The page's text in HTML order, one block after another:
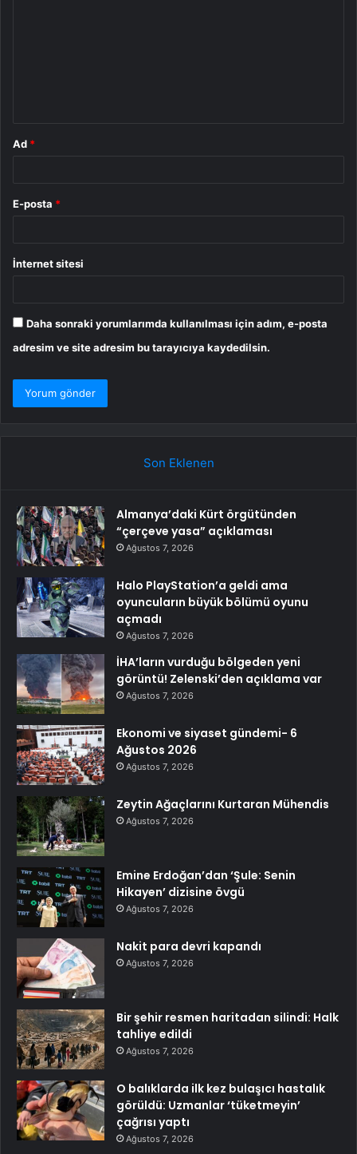
Ad *
E-posta *
İnternet sitesi
Daha sonraki yorumlarımda kullanılması için adım, e-posta
adresim ve site adresim bu tarayıcıya kaydedilsin.
Son Eklenen
Almanya’daki Kürt örgütünden
“çerçeve yasa” açıklaması
Ağustos 7, 2026
Halo PlayStation’a geldi ama
oyuncuların büyük bölümü oyunu
açmadı
Ağustos 7, 2026
İHA’ların vurduğu bölgeden yeni
görüntü! Zelenski’den açıklama var
Ağustos 7, 2026
Ekonomi ve siyaset gündemi- 6
Ağustos 2026
Ağustos 7, 2026
Zeytin Ağaçlarını Kurtaran Mühendis
Ağustos 7, 2026
Emine Erdoğan’dan ‘Şule: Senin
Hikayen’ dizisine övgü
Ağustos 7, 2026
Nakit para devri kapandı
Ağustos 7, 2026
Bir şehir resmen haritadan silindi: Halk
tahliye edildi
Ağustos 7, 2026
O balıklarda ilk kez bulaşıcı hastalık
görüldü: Uzmanlar ‘tüketmeyin’
çağrısı yaptı
Ağustos 7, 2026